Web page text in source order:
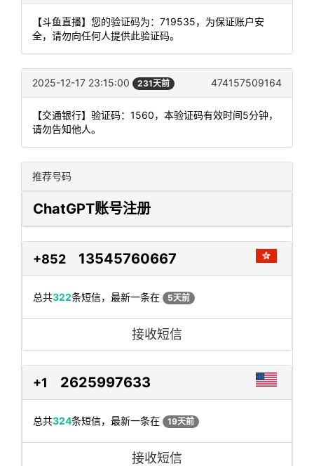
【斗鱼直播】您的验证码为：719535，为保证账户安
全，请勿向任何人提供此验证码。
2025-12-17 23:15:00 231天前 474157509164
【交通银行】验证码：1560，本验证码有效时间5分钟，
请勿告知他人。
推荐号码
ChatGPT账号注册
+852 13545760667
总共322条短信，最新一条在 5天前
接收短信
+1 2625997633
总共324条短信，最新一条在 19天前
接收短信